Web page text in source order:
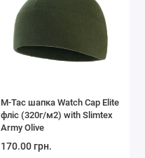
M-Tac шапка Watch Cap Elite
фліс (320г/м2) with Slimtex
Army Olive
170.00 грн.